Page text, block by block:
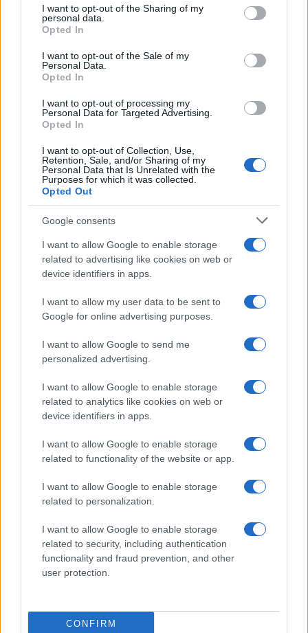
disclose it to other third parties.
Please note that this website/app uses one or more Google
services and may gather and store information including but
not limited to your visit or usage behaviour. You may click to
grant or deny consent to Google and its third-party tags to
consent section.
I want to opt-out of the Sharing of my
personal data.
Opted In
I want to opt-out of the Sale of my
Personal Data.
Opted In
I want to opt-out of processing my
Personal Data for Targeted Advertising.
Opted In
I want to opt-out of Collection, Use,
Retention, Sale, and/or Sharing of my
Personal Data that Is Unrelated with the
Purposes for which it was collected.
Opted Out
Google consents
I want to allow Google to enable storage
related to advertising like cookies on web or
device identifiers in apps.
I want to allow my user data to be sent to
Google for online advertising purposes.
I want to allow Google to send me
personalized advertising.
I want to allow Google to enable storage
related to analytics like cookies on web or
device identifiers in apps.
I want to allow Google to enable storage
related to functionality of the website or app.
I want to allow Google to enable storage
related to personalization.
I want to allow Google to enable storage
related to security, including authentication
functionality and fraud prevention, and other
user protection.
CONFIRM
InvestirMag
Germania
Investieren24
UK
Lgbtq News
Investeren 24